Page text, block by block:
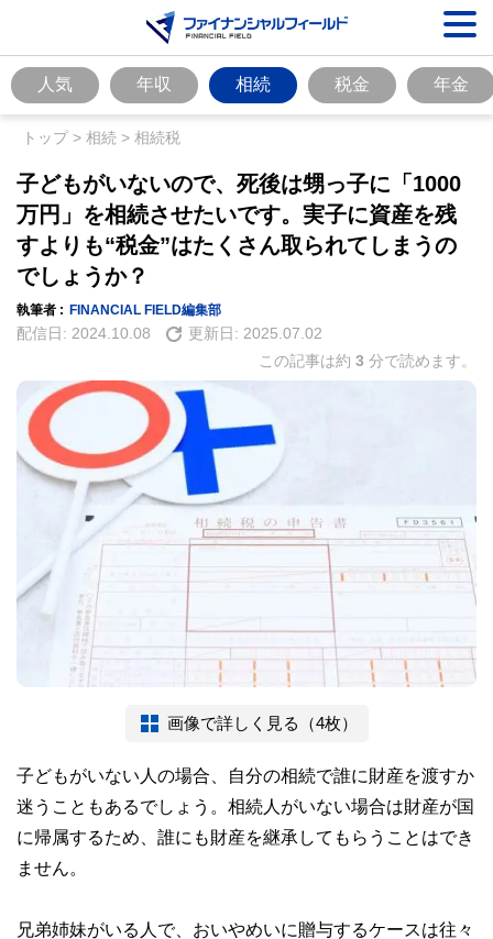
人気 年収 相続 税金 年金
トップ> 相続 > 相続税
子どもがいないので、死後は甥っ子に「1000
万円」を相続させたいです。実子に資産を残
すよりも“税金”はたくさん取られてしまうの
でしょうか？
執筆者 : FINANCIAL FIELD編集部
配信日: 2024.10.08 更新日: 2025.07.02
この記事は約 3 分で読めます。
画像で詳しく見る（4枚）
子どもがいない人の場合、自分の相続で誰に財産を渡すか
迷うこともあるでしょう。相続人がいない場合は財産が国
に帰属するため、誰にも財産を継承してもらうことはでき
ません。
兄弟姉妹がいる人で、おいやめいに贈与するケースは往々